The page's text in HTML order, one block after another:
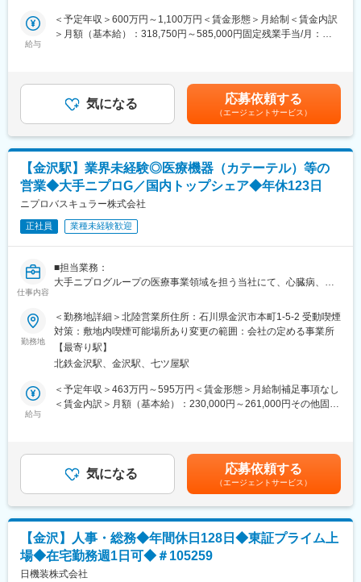
分割払いでの取引を提案し、医療機器の円滑な導入や、省エネ設
備の導入など施設運営の効率化をサポートする等、幅広い提案に
当社は医療機器だけではなく、不動産リースや銀行・金融リー
ス、事業コンサルティングなど、クリニックの開業支援や経営に
対して幅広く提案ができるため、当社で完結させることが可能で
【研修体制】
配属店で2ヶ月の研修があり、リースや医療業界の基礎知識、OJT
での外訪・事務処理を習得いただきます。
【おすすめポイント】
■やりがい・貢献性◎
医療機関にとって、施設運営に関わる機器や物品などは金額が大
きく経営にも大きな影響を与えます。当社のリース提案を通じ
て、事業計画や病院経営の改善にも繋がるため、貢献性が高いで
社宅制度や各種手当、持株会、毎年3万円分ポイント付与（旅行等
に利用可）など、嬉しい福利厚生制度がございます。
変更の範囲：会社の定める業務
これまでMRの方に多く入社頂いており、がん領域の最先端治療機
器（非侵襲デバイス）を保有しており、抗がん剤で効果が得られ
■業務内容：
・大学病院などに所属する医師に対して、実際の症例をベースに
した適切な情報提供・適正使用の推進
・医療機関との賃貸借契約の契約締結と与信管理
・医療機器に対して使用成績調査等のPMS業務
・治療開始時における機器の手配、医療機関や社内各部署との調
整
＜営業スタイル＞
主に大学病院や基幹病院の医師や医療従事者に対して、実際の症
を行います。
※宿泊を伴う国内出張あり。日本全国の大学病院・基幹病院および
■担当製品：
担当製品である「オプチューン（Optune）」は、特定の悪性腫瘍
（脳腫瘍の膠芽腫や非小細胞肺がんなどの固形癌）の細胞分裂
を、体に発生させた特殊な電場で阻害する在宅用の医療機器で
す。セラミック製の電極パッド（アレイ）を身体に貼り、持ち運
び可能な本体から交流電場を送り続けることで腫瘍の増殖を抑え
して一定の有用性が実証されています。
※2017年に保険収載が開始され、現在は膠芽腫（脳腫瘍）／切除
不能な進行・再発の非小細胞肺癌（NSCLC）に対して適応があり
■入社後の流れ：
東京での2～3週間（予定）の研修を終えた後、現場でのOJT研修
となります。これまでMRの方に多くご入社頂いており、ミドル・
シニア問わずご活躍いただいています。
給与
＜予定年収＞600万円～1,100万円＜賃金形態＞月給制＜賃金内訳
＞月額（基本給）：318,750円～585,000円固定残業手当/月：
賞与実績:前年度実績（年間給与の15％）賃金はあくまでも目安の
金額であり、選考を通じて上下する可能性があります。月給(月額)
は固定手当を含めた表記です。
気になる 応募依頼する
（エージェントサービス）
【金沢駅】業界未経験◎医療機器（カテーテル）等の
営業◆大手ニプロG／国内トップシェア◆年休123日
ニプロバスキュラー株式会社
正社員 業種未経験歓迎
仕事内容
■担当業務：
大手ニプログループの医療事業領域を担う当社にて、心臓病、脳
機器を中心としたバスキュラー製品の法人営業をご担当いただき
ます。
※入社後、研修期間、先輩と同行経て、北陸エリア担当施設の営業
員として勤務(駐在)となります。
■業務詳細：
・北陸営業所管轄内のバスキュラー製品の営業活動
■当社の主力製品「カテーテル」とは：
全国でもシェアトップクラスを誇る自社開発の医療器具の１つで
病気を治療することができる柔らかく細い管のことを指します。
画期的な技術であり、傷を最小限にとどめることに、安全に、迅
速に、心臓循環器分野の診断・治療を可能にするシステムです。
この手法は確立され、なお発展を続けております。
勤務地
＜勤務地詳細＞北陸営業所住所：石川県金沢市本町1-5-2 受動喫煙
対策：敷地内喫煙可能場所あり変更の範囲：会社の定める事業所
【最寄り駅】
北鉄金沢駅、金沢駅、七ツ屋駅
給与
＜予定年収＞463万円～595万円＜賃金形態＞月給制補足事項なし
＜賃金内訳＞月額（基本給）：230,000円～261,000円その他固定
支給（皆勤手当、住宅手当、家族手当、意欲業績手当等）■昇給：
年1回■賞与：年2回（※業績により別途決算賞与有）賃金はあくま
でも目安の金額であり、選考を通じて上下する可能性がありま
す。月給(月額)は固定手当を含めた表記です。
気になる 応募依頼する
（エージェントサービス）
【金沢】人事・総務◆年間休日128日◆東証プライム上
場◆在宅勤務週1日可◆＃105259
日機装株式会社